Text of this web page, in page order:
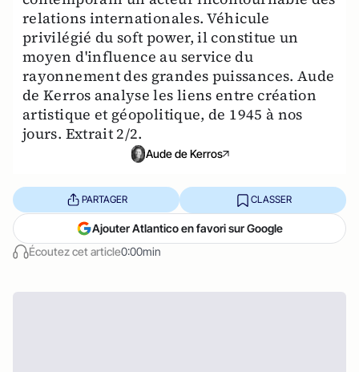
relations internationales. Véhicule
privilégié du soft power, il constitue un
moyen d'influence au service du
rayonnement des grandes puissances. Aude
de Kerros analyse les liens entre création
artistique et géopolitique, de 1945 à nos
jours. Extrait 2/2.
Aude de Kerros
Écoutez cet article0:00min
PARTAGER CLASSER
Ajouter Atlantico en favori sur Google